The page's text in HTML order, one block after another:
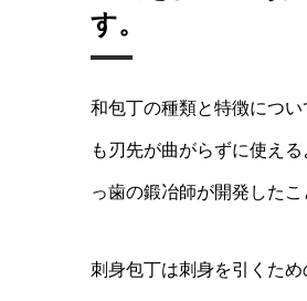
す。
和包丁の種類と特徴につ
も刃先が曲がらずに使え
っ歯の鍛冶師が開発した
刺身包丁は刺身を引くた